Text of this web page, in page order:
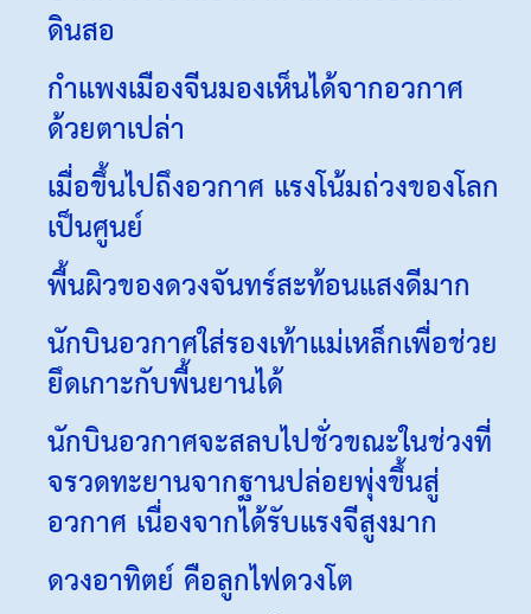
ดินสอ
กำแพงเมืองจีนมองเห็นได้จากอวกาศ
ด้วยตาเปล่า
เมื่อขึ้นไปถึงอวกาศ แรงโน้มถ่วงของโลก
เป็นศูนย์
พื้นผิวของดวงจันทร์สะท้อนแสงดีมาก
นักบินอวกาศใส่รองเท้าแม่เหล็กเพื่อช่วย
ยึดเกาะกับพื้นยานได้
นักบินอวกาศจะสลบไปชั่วขณะในช่วงที่
จรวดทะยานจากฐานปล่อยพุ่งขึ้นสู่
อวกาศ เนื่องจากได้รับแรงจีสูงมาก
ดวงอาทิตย์ คือลูกไฟดวงโต